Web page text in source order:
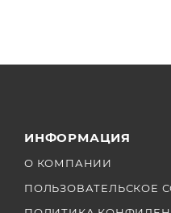
ИНФОРМАЦИЯ
О КОМПАНИИ
ПОЛЬЗОВАТЕЛЬСКОЕ